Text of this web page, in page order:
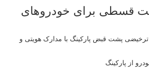
قسطی برای خودروهای
پشت قبض پارکینگ با مدارک هویتی و
از پارکینگ